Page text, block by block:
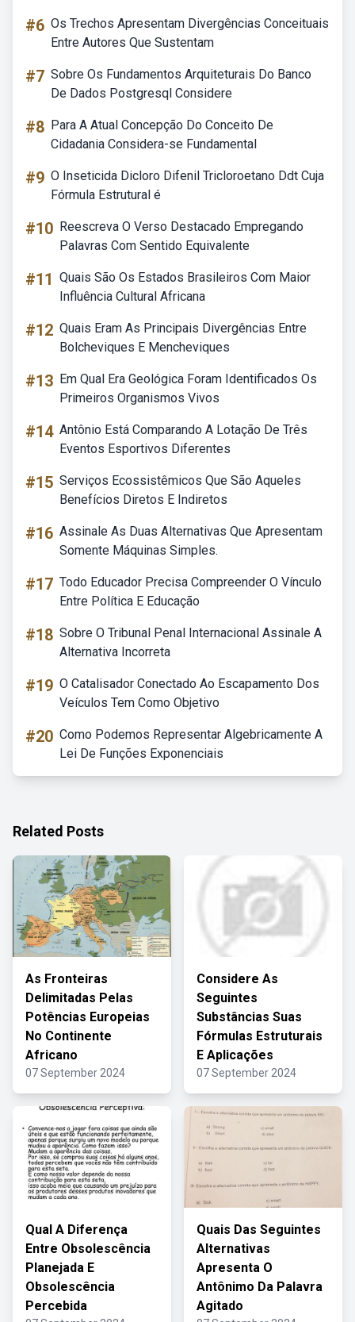
#6 Os Trechos Apresentam Divergências Conceituais
Entre Autores Que Sustentam
#7 Sobre Os Fundamentos Arquiteturais Do Banco
De Dados Postgresql Considere
#8 Para A Atual Concepção Do Conceito De
Cidadania Considera-se Fundamental
#9 O Inseticida Dicloro Difenil Tricloroetano Ddt Cuja
Fórmula Estrutural é
#10 Reescreva O Verso Destacado Empregando
Palavras Com Sentido Equivalente
#11 Quais São Os Estados Brasileiros Com Maior
Influência Cultural Africana
#12 Quais Eram As Principais Divergências Entre
Bolcheviques E Mencheviques
#13 Em Qual Era Geológica Foram Identificados Os
Primeiros Organismos Vivos
#14 Antônio Está Comparando A Lotação De Três
Eventos Esportivos Diferentes
#15 Serviços Ecossistêmicos Que São Aqueles
Benefícios Diretos E Indiretos
#16 Assinale As Duas Alternativas Que Apresentam
Somente Máquinas Simples.
#17 Todo Educador Precisa Compreender O Vínculo
Entre Política E Educação
#18 Sobre O Tribunal Penal Internacional Assinale A
Alternativa Incorreta
#19 O Catalisador Conectado Ao Escapamento Dos
Veículos Tem Como Objetivo
#20 Como Podemos Representar Algebricamente A
Lei De Funções Exponenciais
Related Posts
As Fronteiras
Delimitadas Pelas
Potências Europeias
No Continente
Africano
07 September 2024
Considere As
Seguintes
Substâncias Suas
Fórmulas Estruturais
E Aplicações
07 September 2024
Qual A Diferença
Entre Obsolescência
Planejada E
Obsolescência
Percebida
Quais Das Seguintes
Alternativas
Apresenta O
Antônimo Da Palavra
Agitado